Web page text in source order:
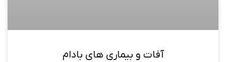
آفات و بیماری های بادام